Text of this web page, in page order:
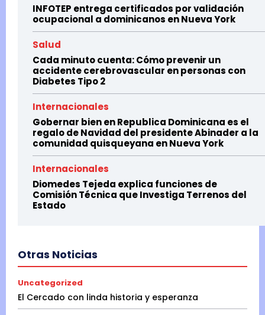
INFOTEP entrega certificados por validación
ocupacional a dominicanos en Nueva York
Salud
Cada minuto cuenta: Cómo prevenir un
accidente cerebrovascular en personas con
Diabetes Tipo 2
Internacionales
Gobernar bien en Republica Dominicana es el
regalo de Navidad del presidente Abinader a la
comunidad quisqueyana en Nueva York
Internacionales
Diomedes Tejeda explica funciones de
Comisión Técnica que Investiga Terrenos del
Estado
Otras Noticias
Uncategorized
El Cercado con linda historia y esperanza